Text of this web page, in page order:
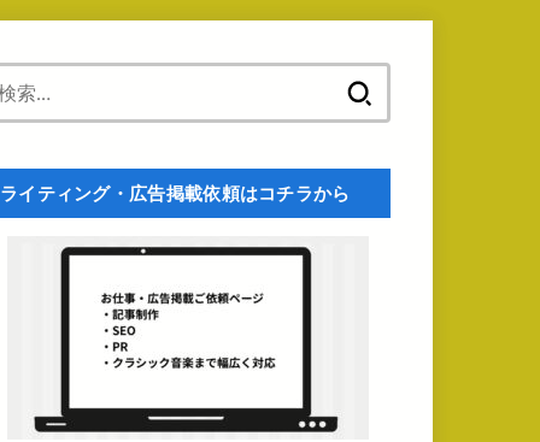
ライティング・広告掲載依頼はコチラから